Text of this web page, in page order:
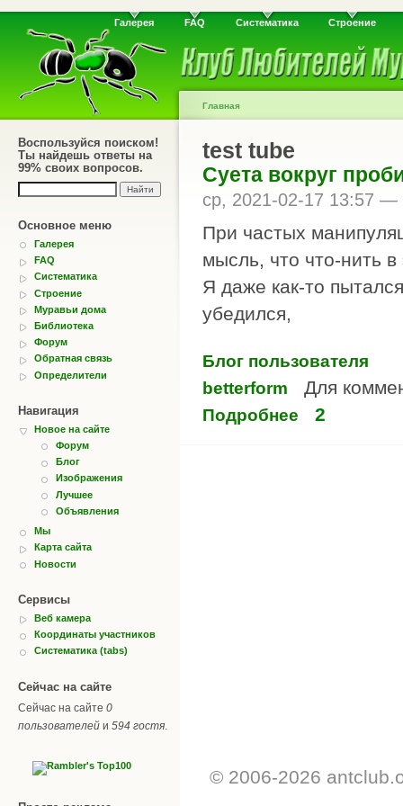
Галерея FAQ Систематика Строение
Воспользуйся поиском!
Ты найдешь ответы на
99% своих вопросов.
Основное меню
Галерея
FAQ
Систематика
Строение
Муравьи дома
Библиотека
Форум
Обратная связь
Определители
Навигация
Новое на сайте
Форум
Блог
Изображения
Лучшее
Объявления
Мы
Карта сайта
Новости
Сервисы
Веб камера
Координаты участников
Систематика (tabs)
Сейчас на сайте
Сейчас на сайте 0
пользователей и 594 гостя
Главная
test tube
Суета вокруг
ср, 2021-02-17 13:57 —
При частых
мысль, что что-нить в
Я даже как-то
убедился,
Блог пользователя
betterform
Для
Подробнее 2
© 2006-2026